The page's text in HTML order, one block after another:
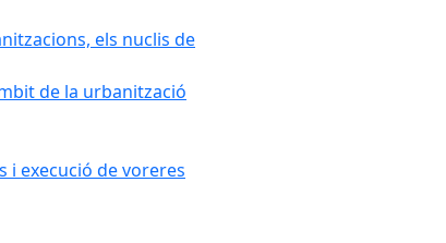
els nuclis de
de la urbanització
i execució de voreres